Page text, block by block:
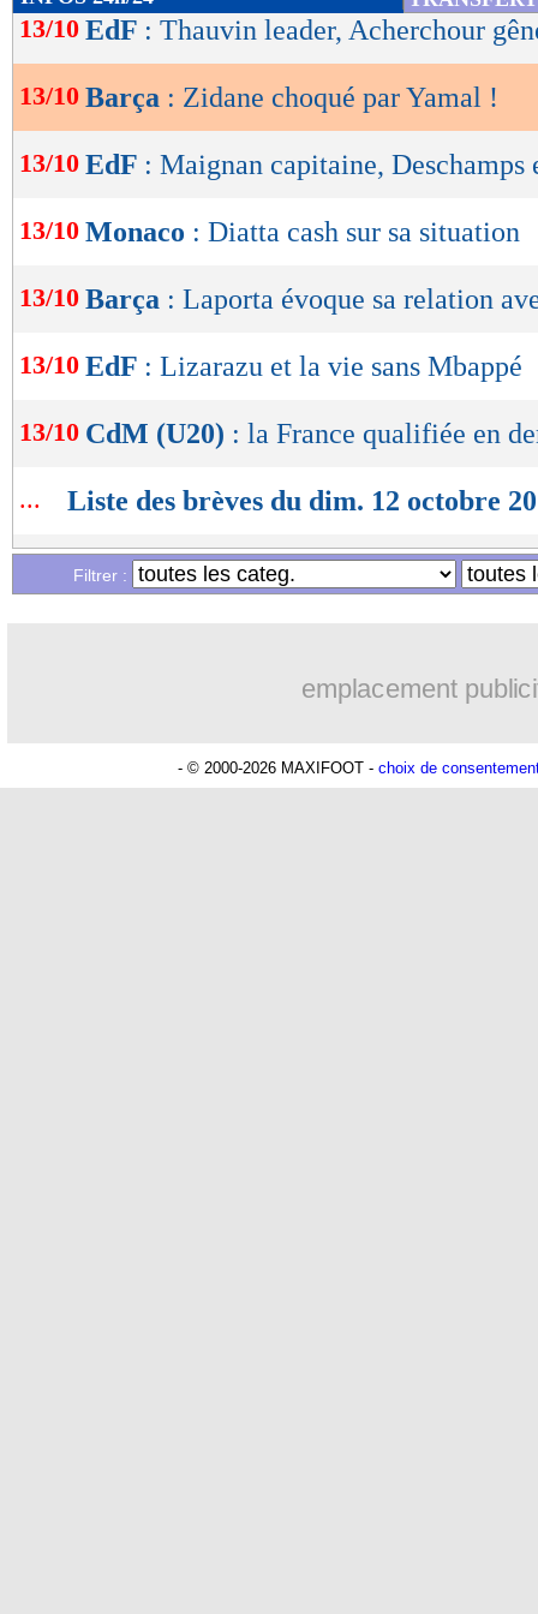
de
OK
13/10 EdF : Thauvin leader, Acherchour
13/10 Barça : Zidane choqué par Yamal !
13/10 EdF : Maignan capitaine, Deschamps
13/10 Monaco : Diatta cash sur sa situation
13/10 Barça : Laporta évoque sa relation
13/10 EdF : Lizarazu et la vie sans Mbappé
13/10 CdM (U20) : la France qualifiée en
... Liste des brèves du dim. 12 octobre
Liste des brèves du sam. 11 octobre
Filtrer :
emplacement
- © 2000-2026 MAXIFOOT - choix de